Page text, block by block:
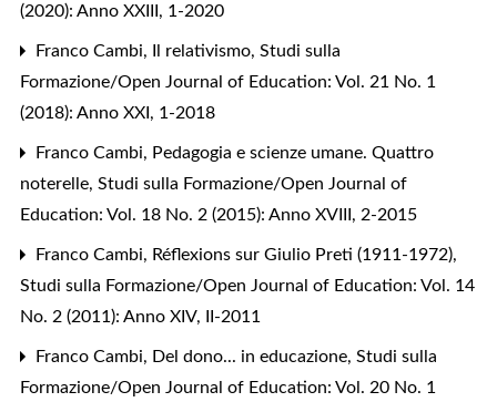
(2020): Anno XXIII, 1-2020
Franco Cambi, Il relativismo, Studi sulla
Formazione/Open Journal of Education: Vol. 21 No. 1
(2018): Anno XXI, 1-2018
Franco Cambi, Pedagogia e scienze umane. Quattro
noterelle, Studi sulla Formazione/Open Journal of
Education: Vol. 18 No. 2 (2015): Anno XVIII, 2-2015
Franco Cambi, Réflexions sur Giulio Preti (1911-1972),
Studi sulla Formazione/Open Journal of Education: Vol. 14
No. 2 (2011): Anno XIV, II-2011
Franco Cambi, Del dono... in educazione, Studi sulla
Formazione/Open Journal of Education: Vol. 20 No. 1